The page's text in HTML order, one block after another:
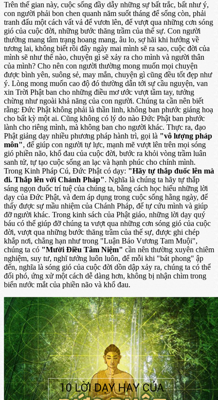
Trên thế gian này, cuộc sống đầy dẫy những sự bất trắc, bất như ý,
con người phải bon chen quanh năm suốt tháng để sống còn, phải
tranh đấu một cách vất vả để vươn lên, để vượt qua những cơn sóng
gió của cuộc đời, những bước thăng trầm của thế sự. Con người
thường mang tâm trạng hoang mang, âu lo, sợ hãi khi hướng về
tương lai, không biết rồi đây ngày mai mình sẽ ra sao, cuộc đời của
mình sẽ như thế nào, chuyện gì sẽ xảy ra cho mình và người thân
của mình? Cho nên con người thường mong muốn mọi chuyện
được bình yên, suông sẻ, may mắn, chuyện gì cũng đều tốt đẹp như
ý. Lòng mong muốn cao độ đó thường dẫn tới sự cầu nguyện, van
xin Trời Phật ban cho những điều mơ ước vượt tầm tay, tưởng
chừng như ngoài khả năng của con người. Chúng ta cần nên biết
rằng: Đức Phật không phải là thần linh, không ban phước giáng hoạ
cho bất kỳ một ai. Cũng không có lý do nào Đức Phật ban phước
lành cho riêng mình, mà không ban cho người khác. Thực ra, đạo
Phật giảng dạy nhiều phương pháp hành trì, gọi là "vô lượng pháp
môn", để giúp con người tự lực, mạnh mẽ vượt lên trên mọi sóng
gió phiền não, khổ đau của cuộc đời, bước ra khỏi vòng trầm luân
sanh tử, tự tạo cuộc sống an lạc và hạnh phúc cho chính mình.
Trong Kinh Pháp Cú, Đức Phật có dạy: "Hãy tự thắp đuốc lên mà
đi. Thắp lên với Chánh Pháp". Nghĩa là chúng ta hãy tự thắp
sáng ngọn đuốc trí tuệ của chúng ta, bằng cách học hiểu những lời
dạy của Đức Phật, và đem áp dụng trong cuộc sống hằng ngày, để
thấy được sự mầu nhiệm của Chánh Pháp, để tự cứu mình và giúp
đỡ người khác. Trong kinh sách của Phật giáo, những lời dạy quý
báu có thể giúp đỡ chúng ta vượt qua những cơn sóng gió của cuộc
đời, vượt qua những bước thăng trầm của thế sự, được ghi chép
khắp nơi, chẳng hạn như trong "Luận Bảo Vương Tam Muội",
chúng ta có "Mười Điều Tâm Niệm" cần nên thường xuyên chiêm
nghiệm, suy tư, nghĩ tưởng luôn luôn, để mỗi khi "bát phong" ập
đến, nghĩa là sóng gió của cuộc đời dồn dập xảy ra, chúng ta có thể
đối phó, ứng xử một cách dễ dàng hơn, không bị nhận chìm trong
biển nước mắt của phiền não và khổ đau.